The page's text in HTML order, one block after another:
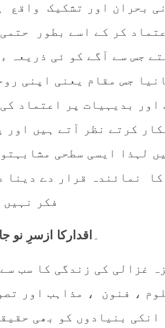
بحران اور تشکیک واقع
کر کے اسے بطور حتمی
جس سے آگے کو ئی ذریعہ
جس مقام یعنی اپنی
بدیہیات پر اعتماد
کرتے نظر آتے ہیں اور
لہذا ایسی سطحی
نمائندہ قرار دے دینا
فکر نہیں
7۔ اقدارکا ازسرِ نو
غزالی کی زندگی کا سب
، فنون ، مذاہب اور
بنیادوں کو بھی